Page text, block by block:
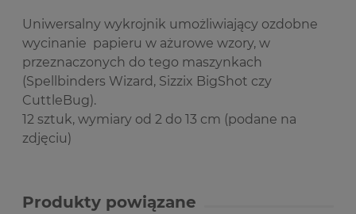
Uniwersalny wykrojnik umożliwiający ozdobne
wycinanie papieru w ażurowe wzory, w
przeznaczonych do tego maszynkach
(Spellbinders Wizard, Sizzix BigShot czy
CuttleBug).
12 sztuk, wymiary od 2 do 13 cm (podane na
zdjęciu)
Produkty powiązane